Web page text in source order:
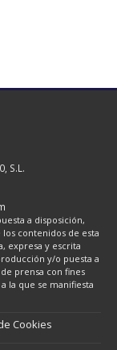
S.L.
a disposición,
contenidos de esta
expresa y escrita
y/o puesta a
prensa con fines
la que se manifiesta
Cookies